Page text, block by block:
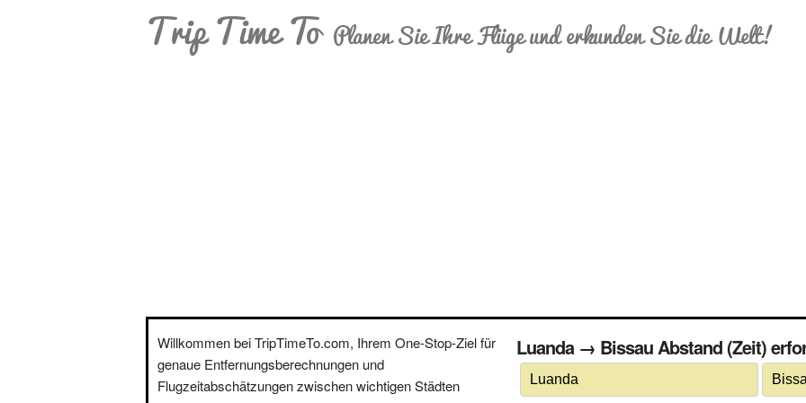
Trip Time To Planen Sie Ihre Flüge und erkunden Sie die Welt!
Willkommen bei TripTimeTo.com, Ihrem One-Stop-Ziel für
genaue Entfernungsberechnungen und
Flugzeitabschätzungen zwischen wichtigen Städten
Luanda → Bissau Abstand (Zeit)